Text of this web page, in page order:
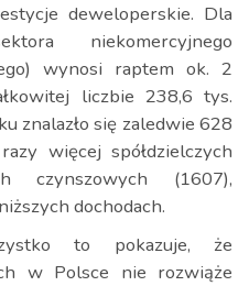
deweloperskie. Dla
niekomercyjnego
wynosi raptem ok. 2
liczbie 238,6 tys.
znalazło się zaledwie 628
więcej spółdzielczych
czynszowych (1607),
dochodach.
to pokazuje, że
w Polsce nie rozwiąże